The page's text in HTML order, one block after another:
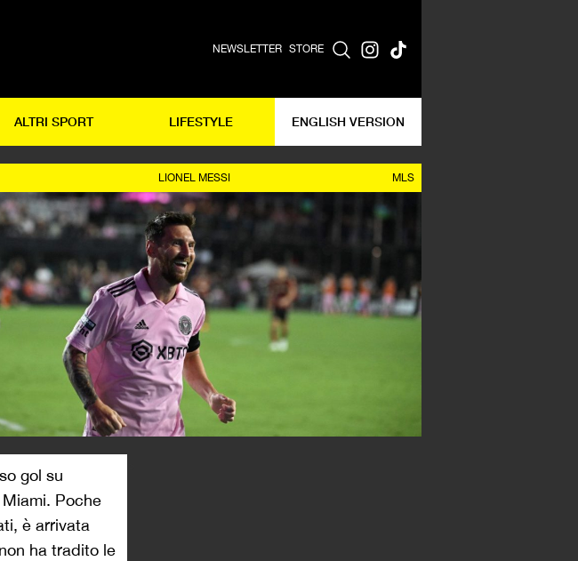
NEWSLETTER STORE
ALTRI SPORT LIFESTYLE ENGLISH VERSION
LIONEL MESSI MLS
gol su
Poche
è arrivata
ha tradito le